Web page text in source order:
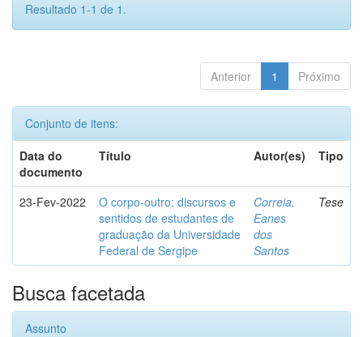
Resultado 1-1 de 1.
Anterior 1 Próximo
Conjunto de itens:
Data do
documento
Título Autor(es) Tipo
23-Fev-2022
O corpo-outro: discursos e
sentidos de estudantes de
graduação da Universidade
Federal de Sergipe
Correia,
Eanes
dos
Santos
Tese
Busca facetada
Assunto